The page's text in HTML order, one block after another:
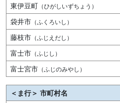
東伊豆町 （ひがしいずちょう）
袋井市 （ふくろいし）
藤枝市 （ふじえだし）
富士市 （ふじし）
富士宮市 （ふじのみやし）
＜ま行＞ 市町村名